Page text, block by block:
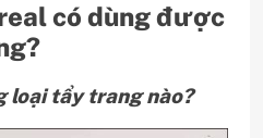
có dùng được
loại tẩy trang nào?